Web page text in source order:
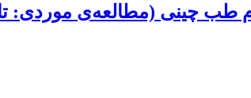
طب چینی (مطالعه‌ی موردی: